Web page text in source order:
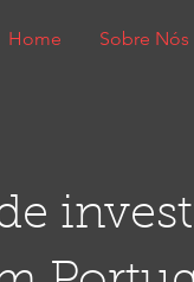
Home Sobre Nós